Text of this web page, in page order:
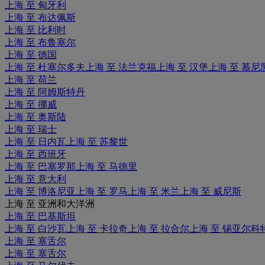
上海 至 匈牙利
上海 至 布达佩斯
上海 至 比利时
上海 至 布鲁塞尔
上海 至 德国
上海 至 杜塞尔多夫 上海 至 法兰克福 上海 至 汉堡 上海 至 慕尼
上海 至 荷兰
上海 至 阿姆斯特丹
上海 至 挪威
上海 至 奥斯陆
上海 至 瑞士
上海 至 日内瓦 上海 至 苏黎世
上海 至 西班牙
上海 至 巴塞罗那 上海 至 马德里
上海 至 意大利
上海 至 博洛尼亚 上海 至 罗马 上海 至 米兰 上海 至 威尼斯
上海 至 亚洲和大洋洲
上海 至 巴基斯坦
上海 至 白沙瓦 上海 至 卡拉奇 上海 至 拉合尔 上海 至 锡亚尔科
上海 至 塞舌尔
上海 至 塞舌尔